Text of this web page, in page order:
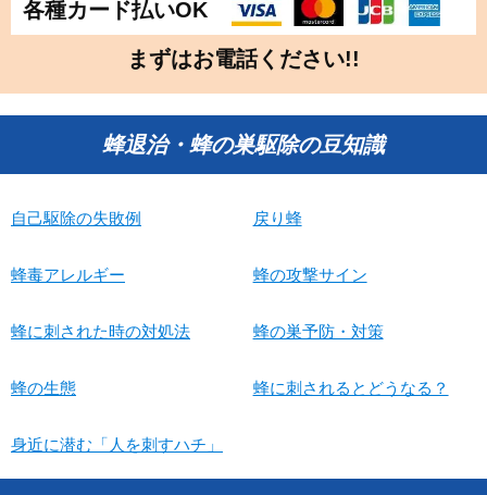
各種カード払いOK
まずはお電話ください!!
蜂退治・蜂の巣駆除の豆知識
自己駆除の失敗例 戻り蜂
蜂毒アレルギー 蜂の攻撃サイン
蜂に刺された時の対処法 蜂の巣予防・対策
蜂の生態 蜂に刺されるとどうなる？
身近に潜む「人を刺すハチ」